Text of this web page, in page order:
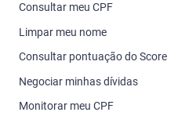
Consultar meu CPF
Limpar meu nome
Consultar pontuação do Score
Negociar minhas dívidas
Monitorar meu CPF